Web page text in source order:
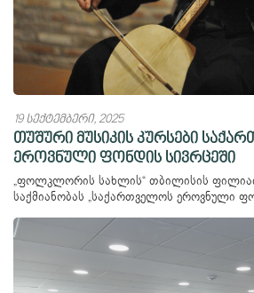
19 სექტემბერი, 2025
თუშური მუსიკის კურსები
ეროვნული ფონდის სივრცეში
„ფოლკლორის სახლის“ თბილისის
საქმიანობას „საქართველოს ეროვნული